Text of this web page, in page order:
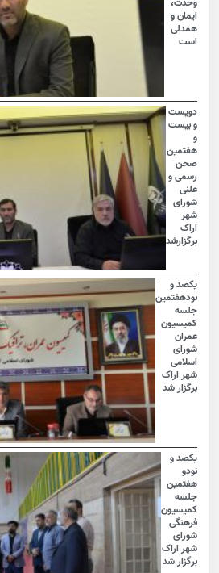
وحدت،
ایمان و
همدلی
است
دویست
و بیست
هفتمین
صحن
رسمی و
علنی
شورای
شهر
اراک
برگزارشد
یکصد و
نودهفتمین
جلسه
کمیسیون
عمران
شورای
اسلامی
شهر اراک
برگزار شد
یکصد و
نودو
هفتمین
جلسه
کمیسیون
فرهنگی
شورای
شهر اراک
برگزار شد